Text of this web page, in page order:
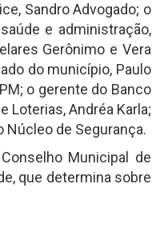
Sandro Advogado; o
e administração,
Gerônimo e Vera
do município, Paulo
o gerente do Banco
Loterias, Andréa Karla;
Núcleo de Segurança.
Municipal de
que determina sobre